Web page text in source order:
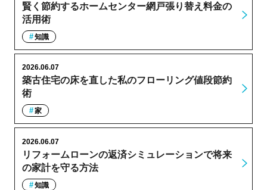
賢く節約するホームセンター網戸張り替え料金の
活用術
知識
築古住宅の床を直した私のフローリング値段節約
術
2026.06.07
家
リフォームローンの返済シミュレーションで将来
の家計を守る方法
2026.06.07
知識